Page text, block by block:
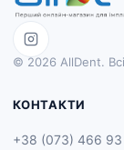
© 2026 AllDent.
КОНТАКТИ
+38 (073) 466